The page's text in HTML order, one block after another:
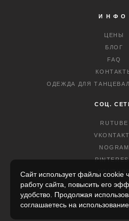
ИНФО
ЦЕНЫ
БЛОГ
FAQ
ОДЕЖДА ДЛЯ
СОЦ.
RUTUBE
NOGRAM
YOUTUBE
YANDEX
Сайт использует файлы cookie
работу сайта, повысить его
удобство. Продолжая
соглашаетесь на